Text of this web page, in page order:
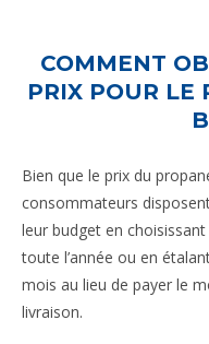
COMMENT
PRIX POUR LE
Bien que le prix du
consommateurs
leur budget en
toute l’année ou en
mois au lieu de payer le
livraison.